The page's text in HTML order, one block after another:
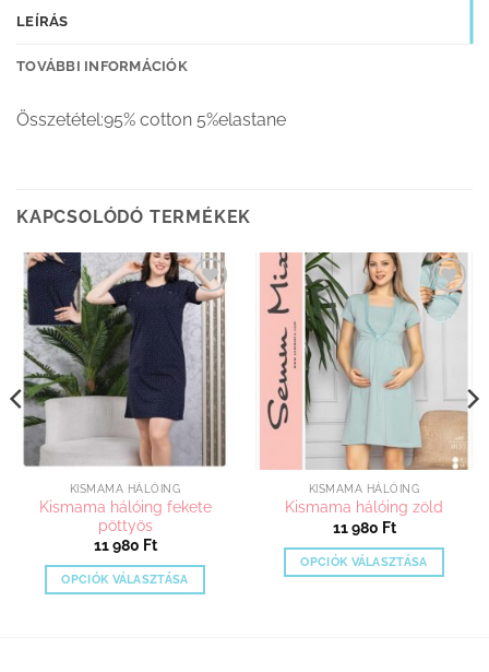
LEÍRÁS
TOVÁBBI INFORMÁCIÓK
Összetétel:95% cotton 5%elastane
KAPCSOLÓDÓ TERMÉKEK
Kedvenceimhez
adom
KISMAMA HÁLÓING
Kismama hálóing fekete
pöttyös
11 980 Ft
OPCIÓK VÁLASZTÁSA
Kedvenceimhez
adom
KISMAMA HÁLÓING
Kismama hálóing zöld
11 980 Ft
OPCIÓK VÁLASZTÁSA